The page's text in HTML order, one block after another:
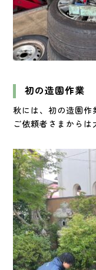
初の造園作業
秋には、初の造園作
ご依頼者さまからは